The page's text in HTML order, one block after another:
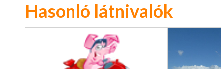
Hasonló látnivalók